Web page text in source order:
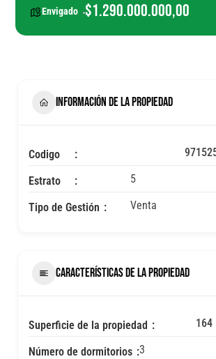
Envigado $1.290.000.000,00
INFORMACIÓN DE LA PROPIEDAD
Codigo
Estrato 5
Tipo de Gestión Venta
CARACTERÍSTICAS DE LA PROPIEDAD
Superficie de la propiedad 164
Número de dormitorios 3